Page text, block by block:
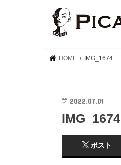
HOME IMG_1674
2022.07.01
IMG_1674
ポスト